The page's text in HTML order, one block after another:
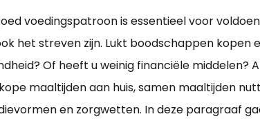
voedingspatroon is essentieel voor
het streven zijn. Lukt boodschappen
Of heeft u weinig financiële middelen?
maaltijden aan huis, samen maaltijden
en zorgwetten. In deze paragraaf